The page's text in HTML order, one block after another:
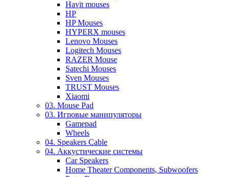
Havit mouses
HP
HP Mouses
HYPERX mouses
Lenovo Mouses
Logitech Mouses
RAZER Mouse
Satechi Mouses
Sven Mouses
TRUST Mouses
Xiaomi
03. Mouse Pad
03. Игровые манипуляторы
Gamepad
Wheels
04. Speakers Cable
04. Аккустические системы
Car Speakers
Home Theater Components, Subwoofers